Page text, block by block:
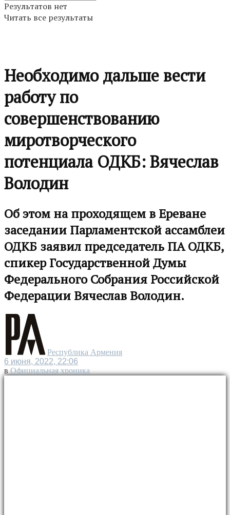
Результатов нет
Читать все результаты
Необходимо дальше вести
работу по
совершенствованию
миротворческого
потенциала ОДКБ: Вячеслав
Володин
Об этом на проходящем в Ереване
заседании Парламентской ассамблеи
ОДКБ заявил председатель ПА ОДКБ,
спикер Государственной Думы
Федерального Собрания Российской
Федерации Вячеслав Володин.
Республика Армения
6 июня, 2022, 22:06
в Официальная хроника